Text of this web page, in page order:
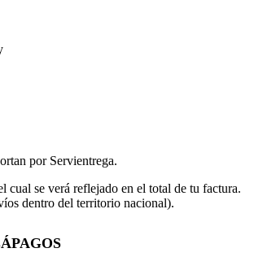
por Servientrega.
cual se verá reflejado en el total de tu factura.
dentro del territorio nacional).